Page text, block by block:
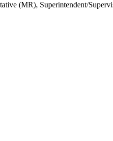
(MR), Superintendent/